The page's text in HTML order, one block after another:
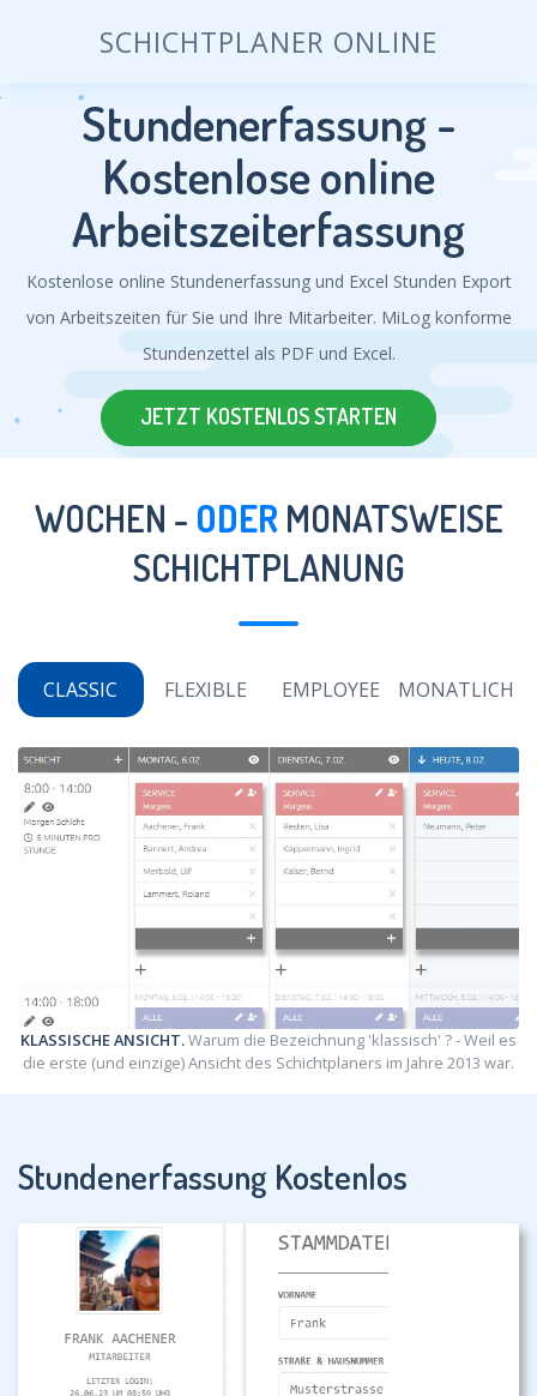
SCHICHTPLANER ONLINE
Stundenerfassung -
Kostenlose online
Arbeitszeiterfassung
Kostenlose online Stundenerfassung und Excel Stunden Export
von Arbeitszeiten für Sie und Ihre Mitarbeiter. MiLog konforme
Stundenzettel als PDF und Excel.
JETZT KOSTENLOS STARTEN
WOCHEN - ODER MONATSWEISE
SCHICHTPLANUNG
CLASSIC FLEXIBLE EMPLOYEE MONATLICH
KLASSISCHE ANSICHT.Warum die Bezeichnung 'klassisch' ? - Weil es
die erste (und einzige) Ansicht des Schichtplaners im Jahre 2013 war.
Stundenerfassung Kostenlos